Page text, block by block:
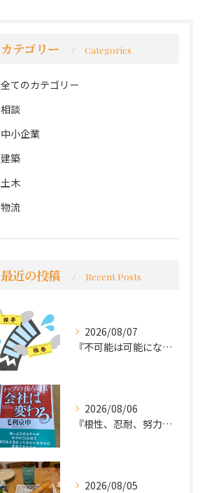
カテゴリー Categories
全てのカテゴリー
相談
中小企業
建築
土木
物流
最近の投稿 Recent Posts
2026/08/07
『不可能は可能になる』
2026/08/06
『根性、忍耐、努力という言葉は死語なのか』
2026/08/05